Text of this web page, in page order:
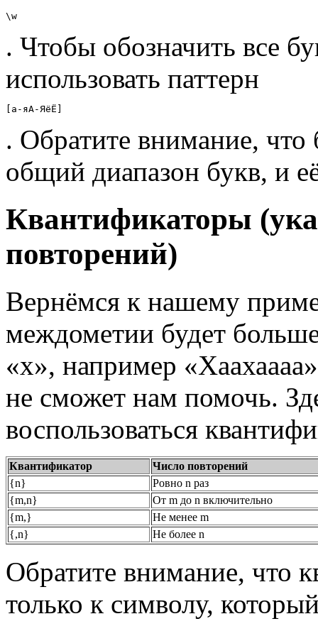
\w
. Чтобы обозначить все
использовать паттерн
[а-яА-ЯёЁ]
. Обратите внимание, что
общий диапазон букв, и
Квантификаторы
повторений)
Вернёмся к нашему
междометии будет
«х», например
не сможет нам помочь.
воспользоваться
Квантификатор
Число повторений
{n}
Ровно n раз
{m,n}
От m до n включительно
{m,}
Не менее m
{,n}
Не более n
Обратите внимание, что
только к символу,